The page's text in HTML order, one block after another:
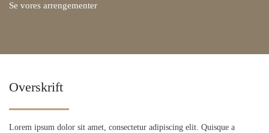
Se vores arrengementer
Overskrift
Lorem ipsum dolor sit amet, consectetur adipiscing elit. Quisque a